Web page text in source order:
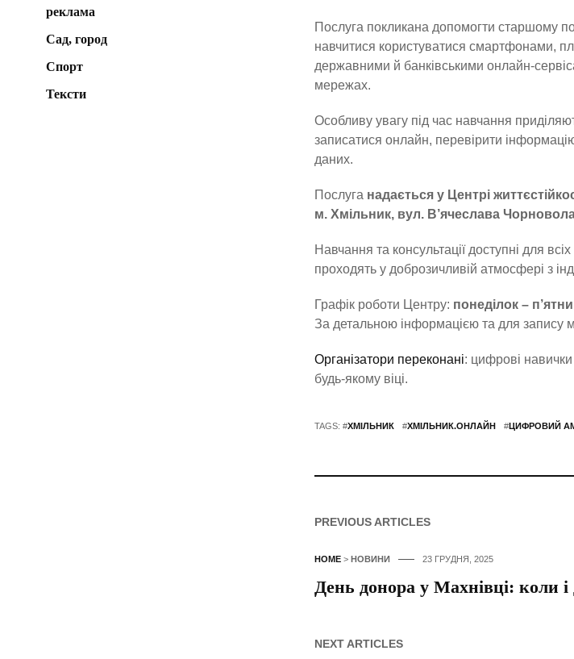
Послуга покликана допомогти старшому
навчитися користуватися смартфонами,
державними й банківськими онлайн-
мережах.
Особливу увагу під час навчання
записатися онлайн, перевірити
даних.
Послуга надається у Центрі
м. Хмільник, вул. В’ячеслава
Навчання та консультації доступні для
проходять у доброзичливій атмосфері з
Графік роботи Центру: понеділок –
За детальною інформацією та для запису
Організатори переконані: цифрові
будь-якому віці.
TAGS: #ХМІЛЬНИК #ХМІЛЬНИК.ОНЛАЙН #ЦИФРОВИЙ
PREVIOUS ARTICLES
HOME> НОВИНИ 23 ГРУДНЯ, 2025
День донора у Махнівці: коли
NEXT ARTICLES
реклама
Сад, город
Спорт
Тексти